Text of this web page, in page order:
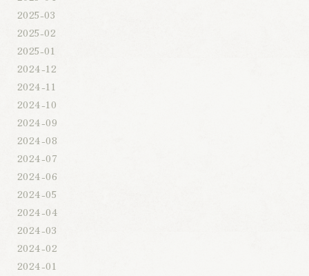
2025-03
2025-02
2025-01
2024-12
2024-11
2024-10
2024-09
2024-08
2024-07
2024-06
2024-05
2024-04
2024-03
2024-02
2024-01